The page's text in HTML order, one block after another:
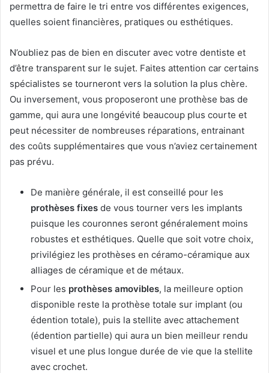
permettra de faire le tri entre vos différentes exigences,
quelles soient financières, pratiques ou esthétiques.
N’oubliez pas de bien en discuter avec votre dentiste et
d’être transparent sur le sujet. Faites attention car certains
spécialistes se tourneront vers la solution la plus chère.
Ou inversement, vous proposeront une prothèse bas de
gamme, qui aura une longévité beaucoup plus courte et
peut nécessiter de nombreuses réparations, entrainant
des coûts supplémentaires que vous n’aviez certainement
pas prévu.
De manière générale, il est conseillé pour les
prothèses fixes de vous tourner vers les implants
puisque les couronnes seront généralement moins
robustes et esthétiques. Quelle que soit votre choix,
privilégiez les prothèses en céramo-céramique aux
alliages de céramique et de métaux.
Pour les prothèses amovibles, la meilleure option
disponible reste la prothèse totale sur implant (ou
édention totale), puis la stellite avec attachement
(édention partielle) qui aura un bien meilleur rendu
visuel et une plus longue durée de vie que la stellite
avec crochet.